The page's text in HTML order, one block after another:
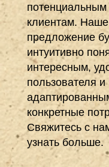
потенциальным
клиентам. Наше
предложение
интуитивно
интересным,
пользователя и
конкретные
Свяжитесь с
узнать больше.